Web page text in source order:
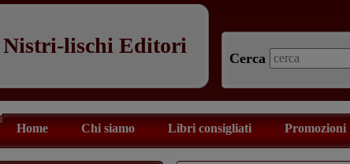
Nistri-lischi Editori
Cerca
Home Chi siamo Libri consigliati Promozioni